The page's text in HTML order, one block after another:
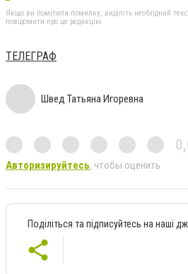
Якщо ви помітили помилку, виділіть необхідний
повідомити про це редакцію
ТЕЛЕГРАФ
Швед Татьяна Игоревна
Авторизируйтесь, чтобы оценить
Поділіться та підписуйтесь на наші